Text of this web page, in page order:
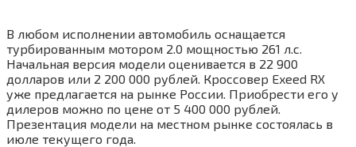
В любом исполнении автомобиль оснащается
турбированным мотором 2.0 мощностью 261 л.с.
Начальная версия модели оценивается в 22 900
долларов или 2 200 000 рублей. Кроссовер Exeed RX
уже предлагается на рынке России. Приобрести его у
дилеров можно по цене от 5 400 000 рублей.
Презентация модели на местном рынке состоялась в
июле текущего года.